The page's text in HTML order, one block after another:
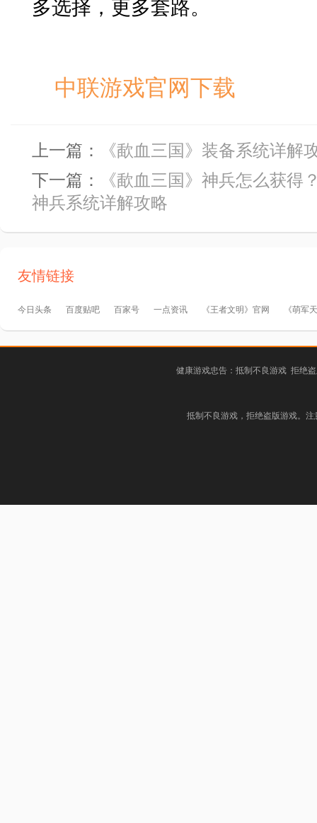
多选择，更多套路。
中联游戏官网下载
上一篇：
《歃血三国》装备系统详解
下一篇：
《歃血三国》神兵怎么获得
神兵系统详解攻略
友情链接
今日头条 百度贴吧 百家号 一点资讯 《王者文明》官网 《萌军
健康游戏忠告：抵制不良游戏 拒绝
抵制不良游戏，拒绝盗版游戏。